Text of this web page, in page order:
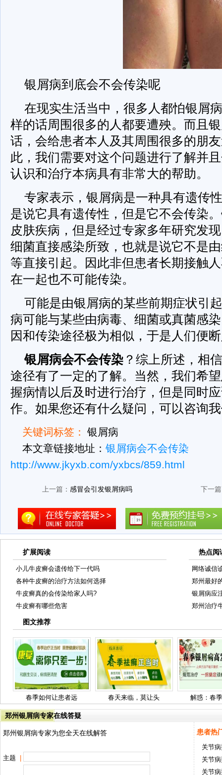
银屑病到底会不会传染呢
在现实生活当中，很多人都怕银屑
样的话周围很多的人都要遭殃。而且
话，会给患者本人及其周围很多的朋
此，我们需要对这个问题进行了解并
认识和治疗本病具有非常大的帮助。
专家表示，银屑病是一种具有遗传
是说它具有遗传性，但是它不会传染
皮肤疾病，但是经过专家多年研究发
细菌直接感染所致，也就是说它不是
等直接引起。因此非但患者长期接触
在一起也不可能传染。
可能是由银屑病的某些前期症状引
病可能与某些由病毒、细菌或真菌感
因和传染途径极为相似，于是人们便
银屑病会不会传染 ？综上所述，相
途径有了一定的了解。当然，我们希
握病情以后及时进行治疗，但是同时
作。如果您还有什么疑问，可以咨询
关键词标签： 银屑病
本文章链接地址： 银屑病会不会传染
http://www.jkyxb.com/yxbcs/859.html
上一篇： 感冒会引发银屑病吗 下一
扩展阅读
小儿牛皮癣会遗传给下一代吗
各种牛皮癣的治疗方法如何选择
牛皮癣真的会传染给家人吗?
牛皮癣有哪些危害
热点阅
网络诚信
郑州最好
银屑病应
郑州治疗
图文推荐
春季如何让患者远 春天来临，莫让头 解惑：春
郑州银屑病专家在线答疑
郑州银屑病专家为您全天在线解答
主题 |
患者热
关节
关节
关节